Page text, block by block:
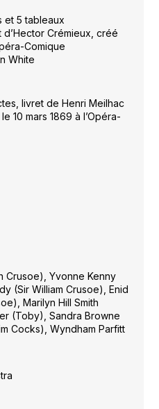
et 5 tableaux
d’Hector Crémieux, créé
Comique
White
livret de Henri Meilhac
10 mars 1869 à l’Opéra-
Crusoe), Yvonne Kenny
(Sir William Crusoe), Enid
Marilyn Hill Smith
(Toby), Sandra Browne
Cocks), Wyndham Parfitt